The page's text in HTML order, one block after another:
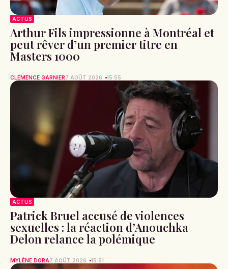
ACTUS
Arthur Fils impressionne à Montréal et
peut rêver d’un premier titre en
Masters 1000
CLÉMENCE GARNIER7 AOÛT 2026 15:55
ACTUS
Patrick Bruel accusé de violences
sexuelles : la réaction d’Anouchka
Delon relance la polémique
MYLÈNE DORA7 AOÛT 2026 15:51